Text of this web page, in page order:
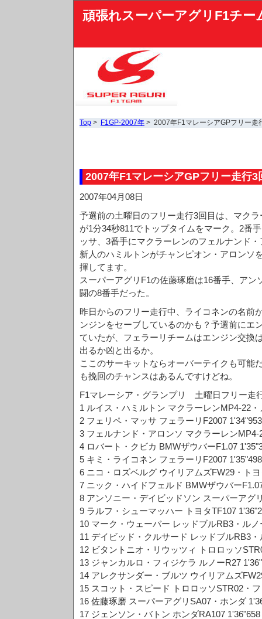
頑張れスーパーアグリF1チー
Top > F1GP-2007年 > 2007年F1マレーシアGPフリー走
2007年F1マレーシアGPフリー走行3
2007年04月08日
予選前の土曜日のフリー走行3回目は、マク
が1分34秒811でトップタイムをマーク。2番
ッサ、3番手にマクラーレンのフェルナンド
新人のハミルトンがチャンピオン・アロンソ
揮してます。
スーパーアグリF1の佐藤琢磨は16番手、アン
闘の8番手だった。
昨日からのフリー走行中、ライコネンの名前
ンジンをセーブしているのかも？予選前にエ
ていたが、フェラーリチームはエンジン交換
出るか凶と出るか。
ここのサーキットならオーバーテイクも可能
も挽回のチャンスはあるんですけどね。
F1マレーシア・グランプリ 土曜日フリー走
1 ルイス・ハミルトン マクラーレンMP4-22
2 フェリペ・マッサ フェラーリF2007 1'34"953
3 フェルナンド・アロンソ マクラーレンMP4-
4 ロバート・クビカ BMWザウバーF1.07
5 キミ・ライコネン フェラーリF2007 1'35"498
6 ニコ・ロズベルグ ウイリアムズFW29・ト
7 ニック・ハイドフェルド BMWザウバー
8 アンソニー・デイビッドソン スーパーアグ
9 ラルフ・シューマッハー トヨタTF107
10 マーク・ウェーバー レッドブルRB3・ルノ
11 デイビッド・クルサード レッドブルRB3・
12 ビタントニオ・リウッツィ トロロッソ
13 ジャンカルロ・フィジケラ ルノーR27
14 アレクサンダー・ブルツ ウイリアムズ
15 スコット・スピード トロロッソSTR02・
16 佐藤琢磨 スーパーアグリSA07・ホンダ
17 ジェンソン・バトン ホンダRA107 1'36"658